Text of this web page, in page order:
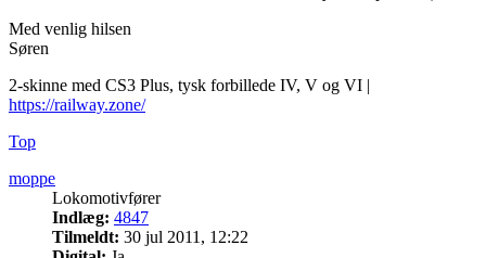
Med venlig hilsen
Søren
2-skinne med CS3 Plus, tysk forbillede IV, V og VI |
https://railway.zone/
Top
moppe
Lokomotivfører
Indlæg: 4847
Tilmeldt: 30 jul 2011, 12:22